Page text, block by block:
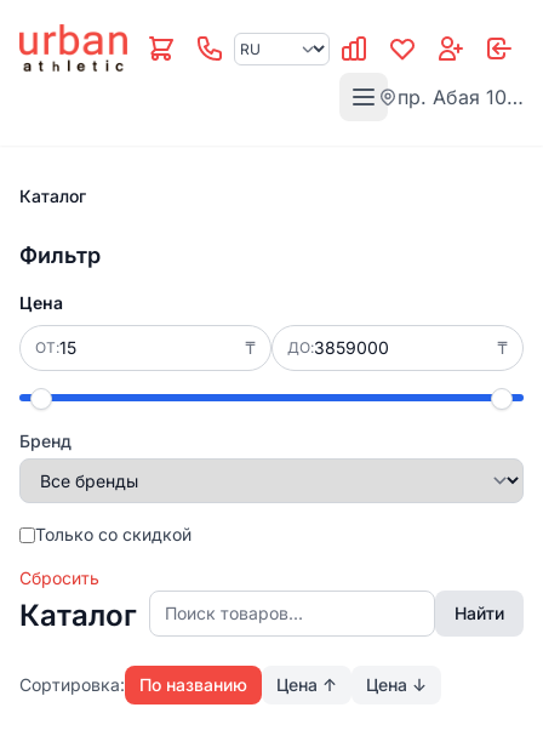
Язык
пр. Абая 105Б · 10:00-20:00
Каталог
Фильтр
Цена
ОТ: ₸ ДО: ₸
Бренд
Только со скидкой
Сбросить
Каталог Найти
Сортировка: По названию Цена ↑ Цена ↓